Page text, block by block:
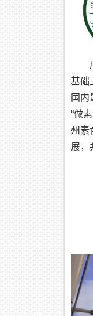
基础
国内
“做
州素
展，